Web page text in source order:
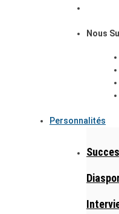
Nous
Personnalités